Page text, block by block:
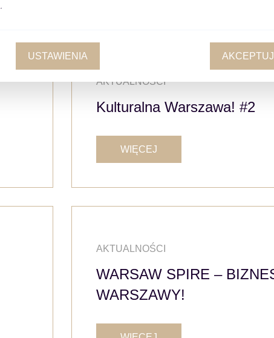
AKTUALNOŚCI
Kulturalna Warszawa! #2
WIĘCEJ
AKTUALNOŚCI
WARSAW SPIRE –
WARSZAWY!
USTAWIENIA AKCEPTUJ